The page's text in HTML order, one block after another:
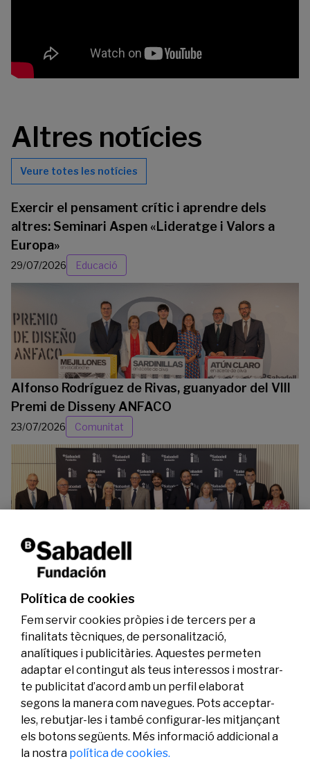
Altres notícies
Veure totes les notícies
Exercir el pensament crític i aprendre dels
altres: Seminari Aspen «Lideratge i Valors a
Europa»
29/07/2026 Educació
Alfonso Rodríguez de Rivas, guanyador del VIII
Premi de Disseny ANFACO
23/07/2026 Comunitat
La Fundació Banc Sabadell reconeix a dos
investigadors en els àmbits de l’edició del
genoma i l’energia neta
Legal
Avís legal
Activitat
Convocatòries
Social
Política de cookies
Fem servir cookies pròpies i de tercers per a
finalitats tècniques, de personalització,
analítiques i publicitàries. Aquestes permeten
adaptar el contingut als teus interessos i mostrar-
te publicitat d’acord amb un perfil elaborat
segons la manera com navegues. Pots acceptar-
les, rebutjar-les i també configurar-les mitjançant
els botons següents. Més informació addicional a
la nostra política de cookies.